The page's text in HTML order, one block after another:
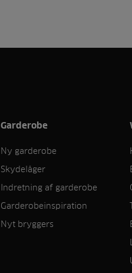
Garderobe
Ny garderobe
Skydelåger
Indretning af garderobe
Garderobeinspiration
Nyt bryggers